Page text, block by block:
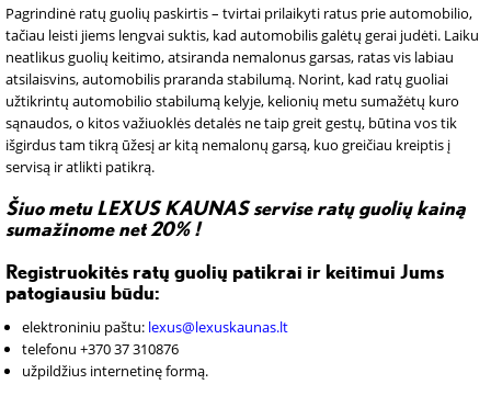
Pagrindinė ratų guolių paskirtis – tvirtai prilaikyti ratus prie automobilio,
tačiau leisti jiems lengvai suktis, kad automobilis galėtų gerai judėti. Laiku
neatlikus guolių keitimo, atsiranda nemalonus garsas, ratas vis labiau
atsilaisvins, automobilis praranda stabilumą. Norint, kad ratų guoliai
užtikrintų automobilio stabilumą kelyje, kelionių metu sumažėtų kuro
sąnaudos, o kitos važiuoklės detalės ne taip greit gestų, būtina vos tik
išgirdus tam tikrą ūžesį ar kitą nemalonų garsą, kuo greičiau kreiptis į
servisą ir atlikti patikrą.
Šiuo metu LEXUS KAUNAS servise ratų guolių kainą
sumažinome net 20% !
Registruokitės ratų guolių patikrai ir keitimui Jums
patogiausiu būdu:
elektroniniu paštu: lexus@lexuskaunas.lt
telefonu +370 37 310876
užpildžius internetinę formą.